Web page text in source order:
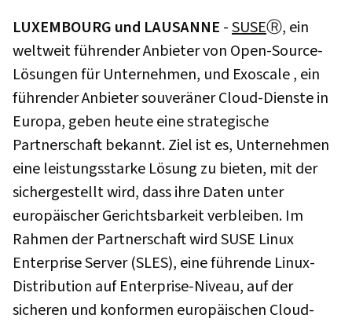
LUXEMBOURG und LAUSANNE -SUSEⓇ, ein
weltweit führender Anbieter von Open-Source-
Lösungen für Unternehmen, und Exoscale , ein
führender Anbieter souveräner Cloud-Dienste in
Europa, geben heute eine strategische
Partnerschaft bekannt. Ziel ist es, Unternehmen
eine leistungsstarke Lösung zu bieten, mit der
sichergestellt wird, dass ihre Daten unter
europäischer Gerichtsbarkeit verbleiben. Im
Rahmen der Partnerschaft wird SUSE Linux
Enterprise Server (SLES), eine führende Linux-
Distribution auf Enterprise-Niveau, auf der
sicheren und konformen europäischen Cloud-